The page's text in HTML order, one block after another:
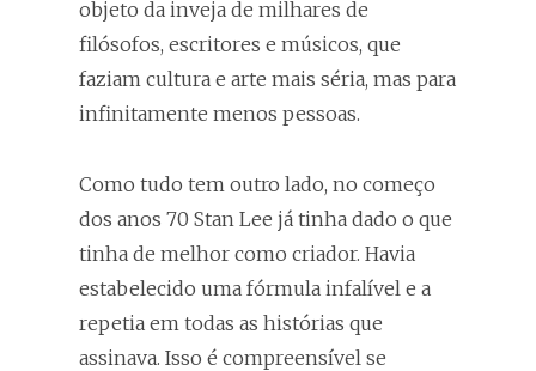
objeto da inveja de milhares de
filósofos, escritores e músicos, que
faziam cultura e arte mais séria, mas para
infinitamente menos pessoas.
Como tudo tem outro lado, no começo
dos anos 70 Stan Lee já tinha dado o que
tinha de melhor como criador. Havia
estabelecido uma fórmula infalível e a
repetia em todas as histórias que
assinava. Isso é compreensível se